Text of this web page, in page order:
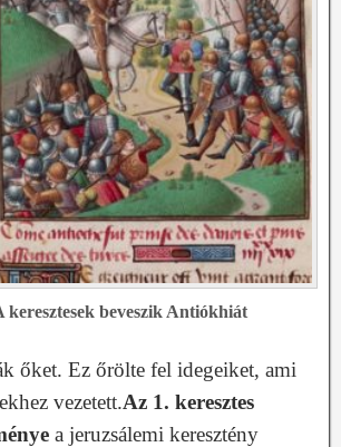
keresztesek beveszik Antiókhiát
őket. Ez őrölte fel idegeiket, ami
vezetett.Az 1. keresztes
a jeruzsálemi keresztény